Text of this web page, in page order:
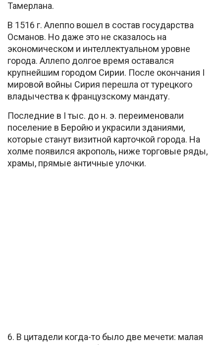
Тамерлана.
В 1516 г. Алеппо вошел в состав государства
Османов. Но даже это не сказалось на
экономическом и интеллектуальном уровне
города. Аллепо долгое время оставался
крупнейшим городом Сирии. После окончания I
мировой войны Сирия перешла от турецкого
владычества к французскому мандату.
Последние в I тыс. до н. э. переименовали
поселение в Беройю и украсили зданиями,
которые станут визитной карточкой города. На
холме появился акрополь, ниже торговые ряды,
храмы, прямые античные улочки.
6. В цитадели когда-то было две мечети: малая